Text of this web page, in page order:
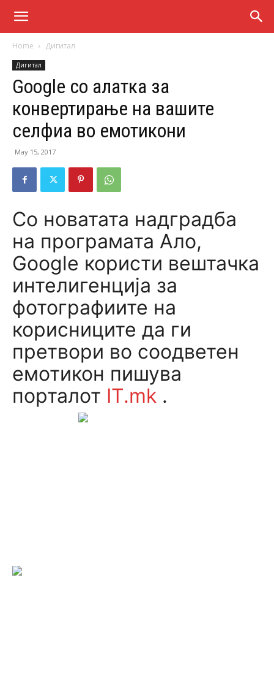
Home Дигитал
Дигитал
Google со алатка за
конвертирање на вашите
селфиа во емотикони
May 15, 2017
Со новатата надградба
на програмата Ало,
Google користи вештачка
интелигенција за
фотографиите на
корисниците да ги
претвори во соодветен
емотикон пишува
порталот IT.mk .